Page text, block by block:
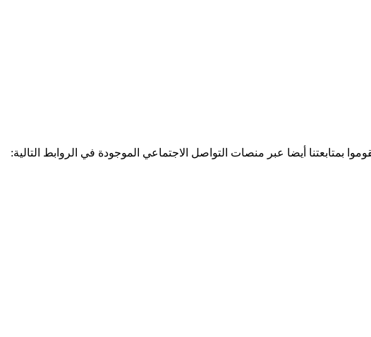
بمتابعتنا أيضا عبر منصات التواصل الاجتماعي الموجودة في الروابط التالية: